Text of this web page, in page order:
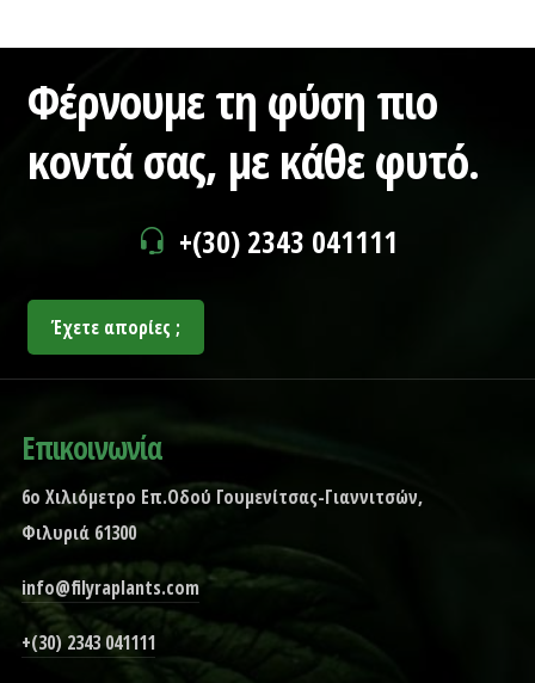
Φέρνουμε τη φύση πιο
κοντά σας, με κάθε φυτό.
+(30) 2343 041111
Έχετε απορίες ;
Επικοινωνία
6ο Χιλιόμετρο Επ.Οδού Γουμενίτσας-Γιαννιτσών,
Φιλυριά 61300
info@filyraplants.com
+(30) 2343 041111